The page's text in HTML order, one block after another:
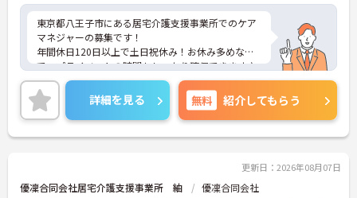
東京都八王子市にある居宅介護支援事業所でのケア
マネジャーの募集です！
年間休日120日以上で土日祝休み！お休み多めなの
で、プライベートの時間もしっかり確保できます♪
託児所が完備されておりますので、子育て中の方も
安心してご就業頂けます。
ご興味のある方には、面接対策ポイントなど、さら
に詳細をお話しいたしますのでお気軽にご相談くだ
さい！
詳細を見る 無料 紹介してもらう
更新日：2026年08月07日
優凜合同会社居宅介護支援事業所 紬 優凜合同会社